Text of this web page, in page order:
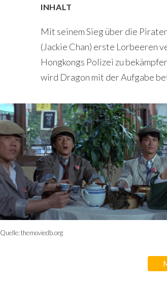
INHALT
Mit seinem Sieg über die
(Jackie Chan) erste Lorbeeren
Hongkongs Polizei zu
wird Dragon mit der Aufgabe
Quelle:themoviedb.org